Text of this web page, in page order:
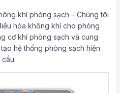
khí phòng sạch – Chúng tôi
hòa không khí cho phòng
cơ khí phòng sạch và cung
hệ thống phòng sạch hiện